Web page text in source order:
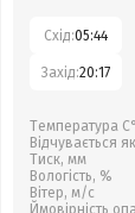
Схід:05:44
Захід:20:17
Температура С°
Відчувається як
Тиск, мм
Вологість, %
Вітер, м/с
Ймовірність